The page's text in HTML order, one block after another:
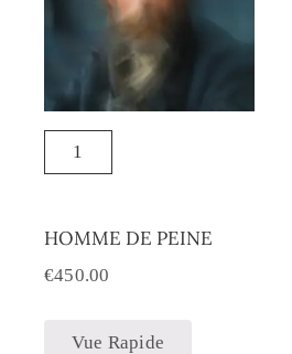
HOMME DE PEINE
€450.00
Vue Rapide